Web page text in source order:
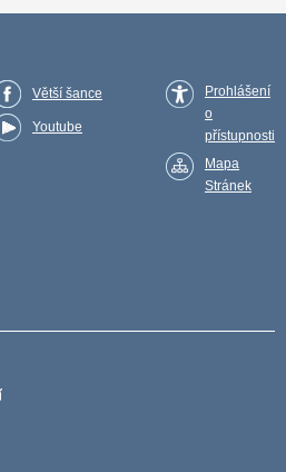
Větší šance
Youtube
Prohlášení
o
přístupnosti
Mapa
Stránek